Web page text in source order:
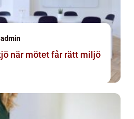
admin
Konferens växjö när mötet får rätt miljö